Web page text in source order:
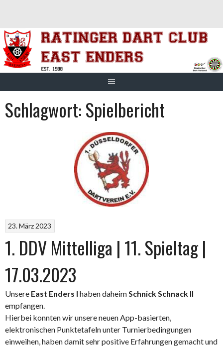
Inhalt
Schlagwort:Spielbericht
23. März 2023
1. DDV Mittelliga | 11. Spieltag |
17.03.2023
Unsere East Enders I haben daheimSchnick Schnack II
empfangen.
Hierbei konnten wir unsere neuen App-basierten,
elektronischen Punktetafeln unter Turnierbedingungen
einweihen, haben damit sehr positive Erfahrungen gemacht und